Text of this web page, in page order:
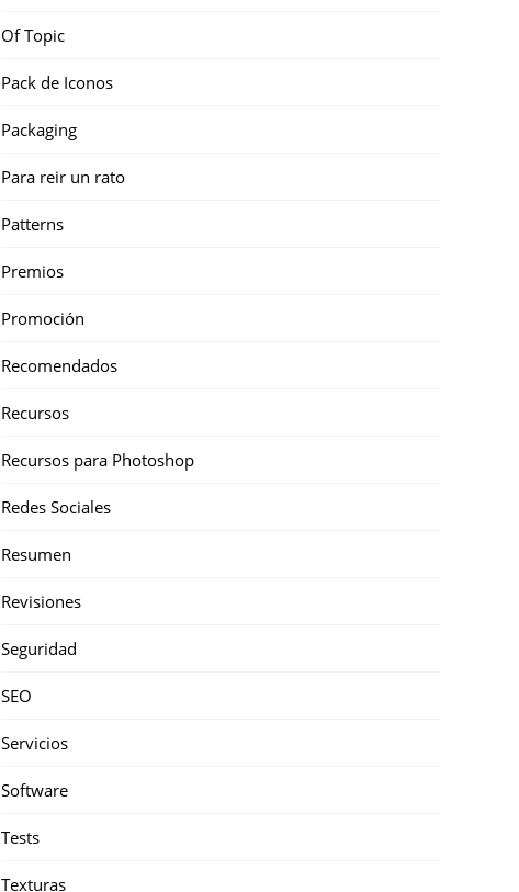
Of Topic
Pack de Iconos
Packaging
Para reir un rato
Patterns
Premios
Promoción
Recomendados
Recursos
Recursos para Photoshop
Redes Sociales
Resumen
Revisiones
Seguridad
SEO
Servicios
Software
Tests
Texturas